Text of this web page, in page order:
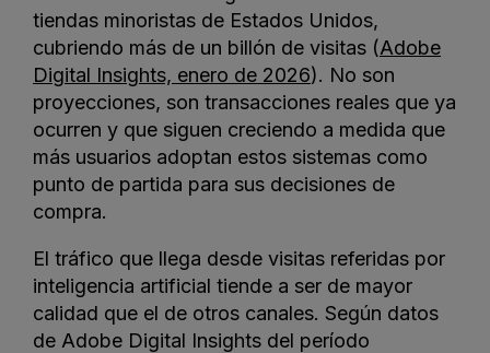
tiendas minoristas de Estados Unidos,
cubriendo más de un billón de visitas (Adobe
Digital Insights, enero de 2026). No son
proyecciones, son transacciones reales que ya
ocurren y que siguen creciendo a medida que
más usuarios adoptan estos sistemas como
punto de partida para sus decisiones de
compra.
El tráfico que llega desde visitas referidas por
inteligencia artificial tiende a ser de mayor
calidad que el de otros canales. Según datos
de Adobe Digital Insights del período